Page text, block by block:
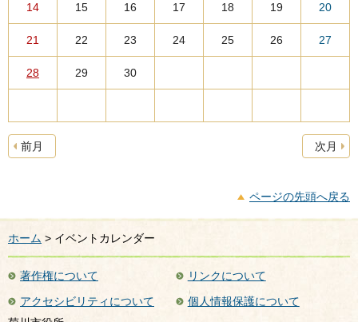
14 15 16 17 18 19 20
21 22 23 24 25 26 27
28 29 30
前月 次月
ページの先頭へ戻る
ホーム > イベントカレンダー
著作権について
リンクについて
アクセシビリティについて
個人情報保護について